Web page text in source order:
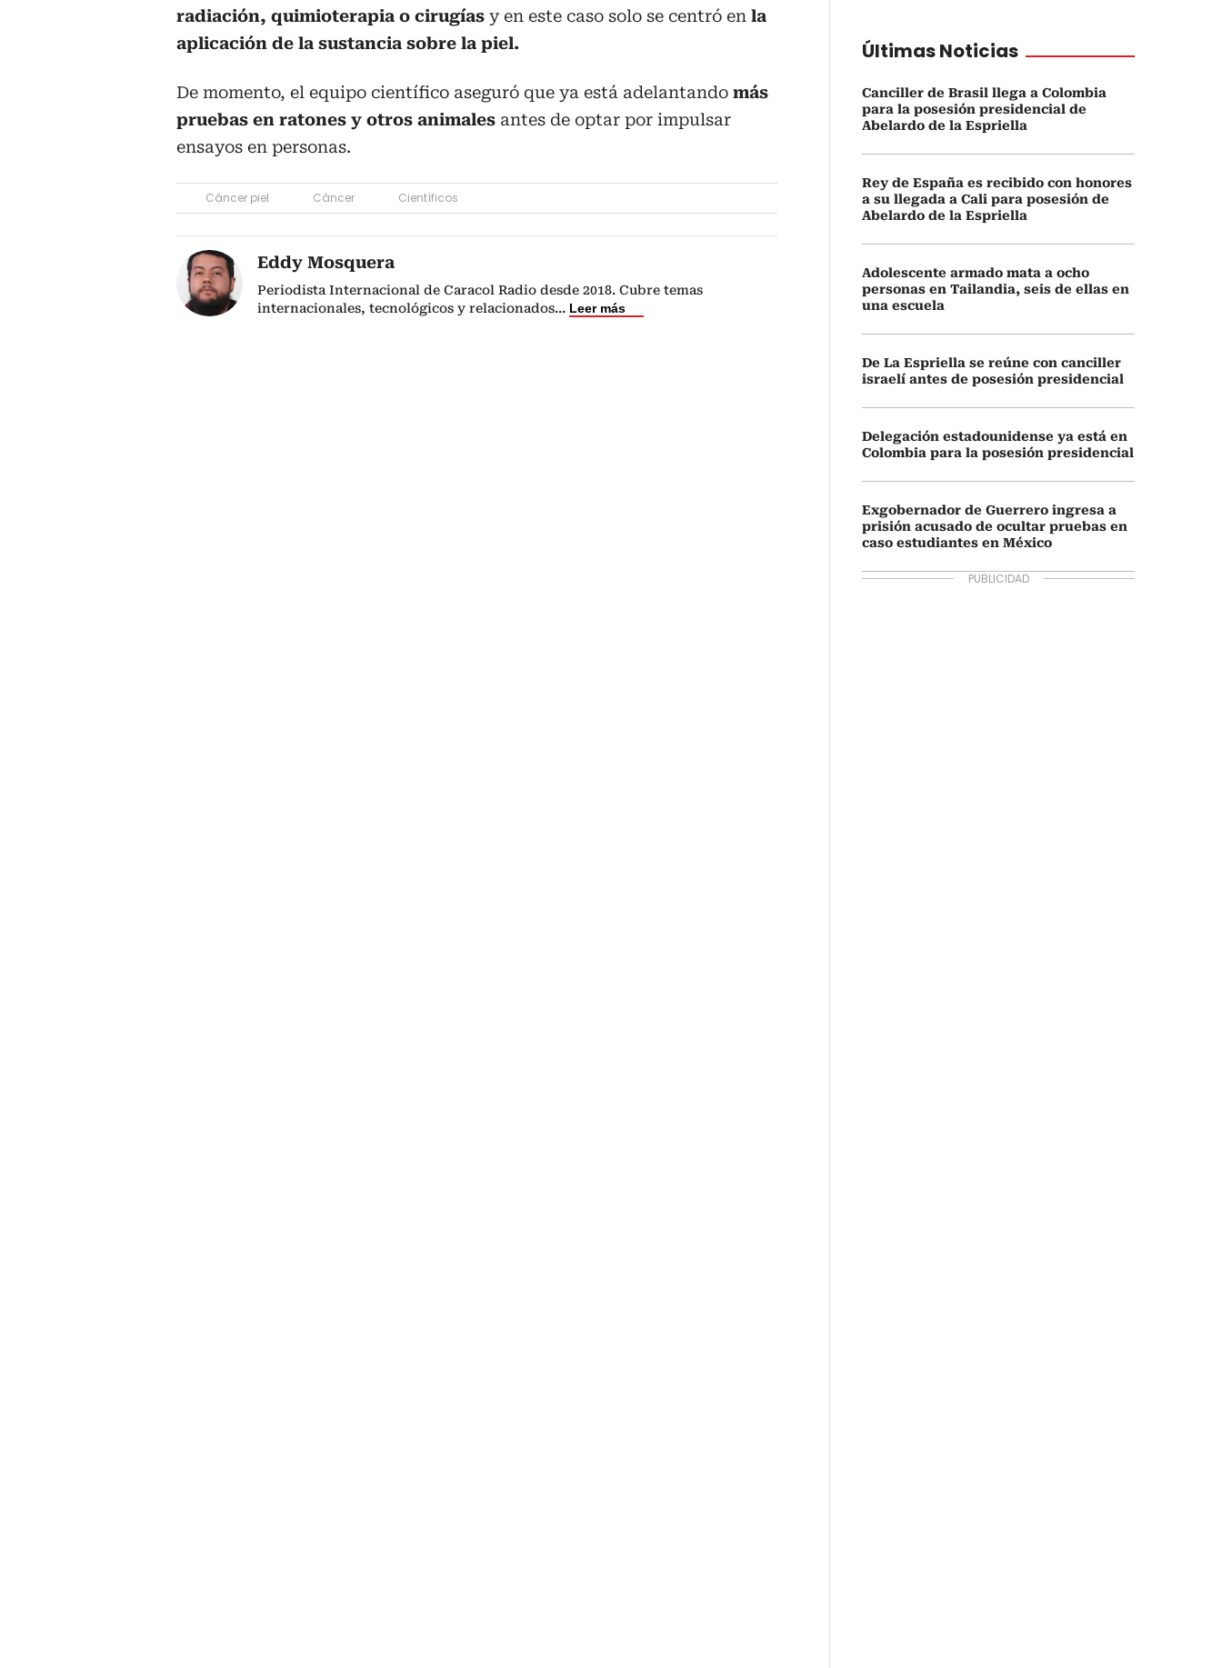
radiación, quimioterapia o cirugías y en este caso solo se centró en la
aplicación de la sustancia sobre la piel.
De momento, el equipo científico aseguró que ya está adelantando más
pruebas en ratones y otros animales antes de optar por impulsar
ensayos en personas.
Cáncer piel Cáncer Científicos
Eddy Mosquera
Periodista Internacional de Caracol Radio desde 2018. Cubre temas
internacionales, tecnológicos y relacionados... Leer más
Últimas Noticias
Canciller de Brasil llega a Colombia
para la posesión presidencial de
Abelardo de la Espriella
Rey de España es recibido con honores
a su llegada a Cali para posesión de
Abelardo de la Espriella
Adolescente armado mata a ocho
personas en Tailandia, seis de ellas en
una escuela
De La Espriella se reúne con canciller
israelí antes de posesión presidencial
Delegación estadounidense ya está en
Colombia para la posesión presidencial
Exgobernador de Guerrero ingresa a
prisión acusado de ocultar pruebas en
caso estudiantes en México